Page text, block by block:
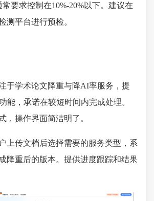
要求控制在10%-20%以下。建议在
测平台进行预检。
于学术论文降重与降AI率服务，提
能，承诺在较短时间内完成处理。
，操作界面简洁明了。
上传文档后选择需要的服务类型，系
降重后的版本。提供进度跟踪和结果